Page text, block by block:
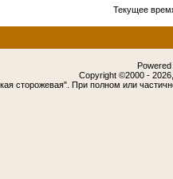
Текущее
Copyright ©2000 -
сторожевая". При полном или